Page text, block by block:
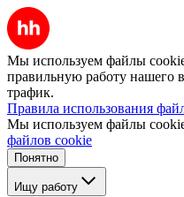
Мы используем файлы
правильную работу нашего
трафик.
Правила использования
Мы используем файлы
файлов cookie
Понятно
Ищу работу